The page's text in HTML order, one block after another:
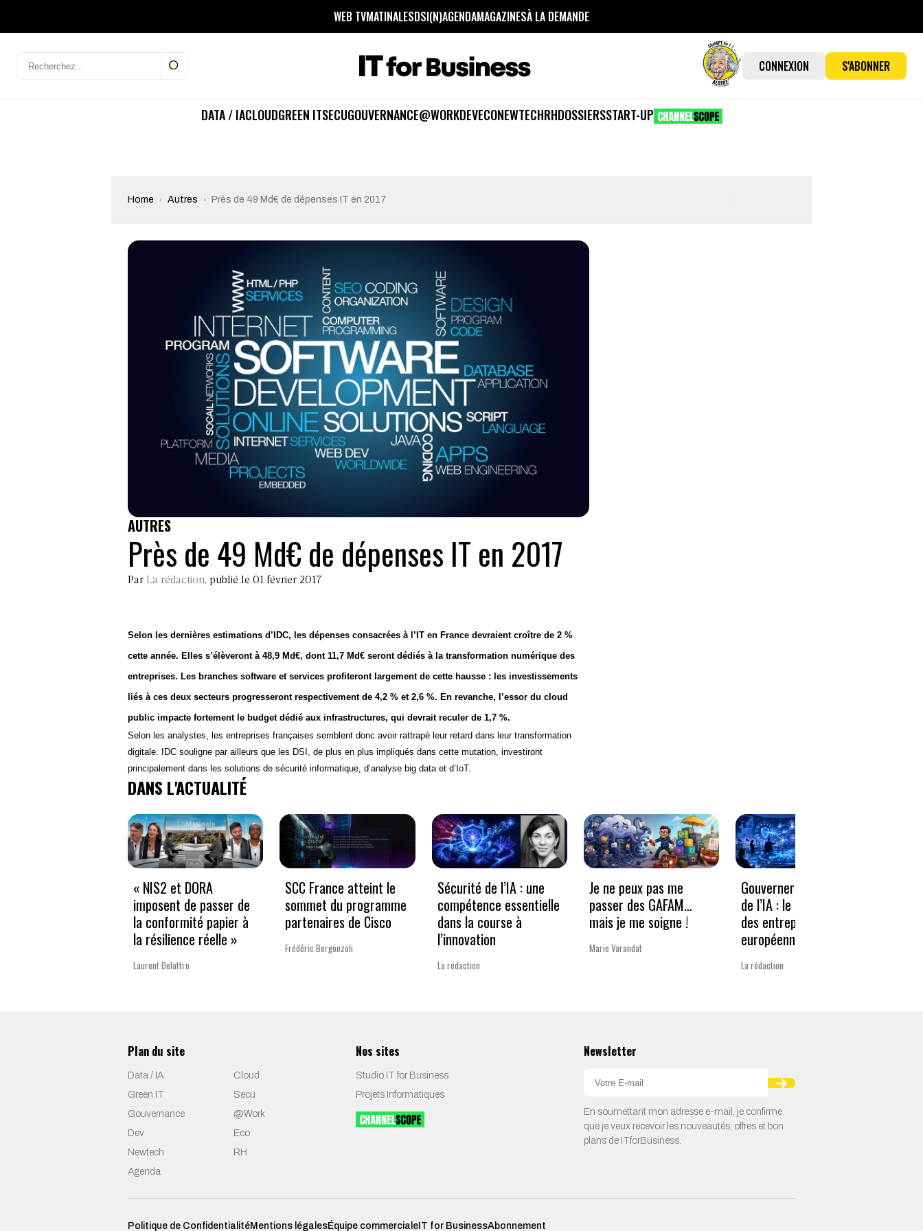
WEB TVMATINALESDSI(N)AGENDAMAGAZINESÀ LA DEMANDE
CONNEXION S'ABONNER
DATA / IACLOUDGREEN ITSECUGOUVERNANCE@WORKDEVECONEWTECHRHDOSSIERSSTART-UP
Home Autres Près de 49 Md€ de dépenses IT en 2017
AUTRES
Près de 49 Md€ de dépenses IT en 2017
Par La rédaction, publié le 01 février 2017
Selon les dernières estimations d’IDC, les dépenses consacrées à l’IT en France devraient croître de 2 %
cette année. Elles s’élèveront à 48,9 Md€, dont 11,7 Md€ seront dédiés à la transformation numérique des
entreprises. Les branches software et services profiteront largement de cette hausse : les investissements
liés à ces deux secteurs progresseront respectivement de 4,2 % et 2,6 %. En revanche, l’essor du cloud
public impacte fortement le budget dédié aux infrastructures, qui devrait reculer de 1,7 %.
Selon les analystes, les entreprises françaises semblent donc avoir rattrapé leur retard dans leur transformation
digitale. IDC souligne par ailleurs que les DSI, de plus en plus impliqués dans cette mutation, investiront
principalement dans les solutions de sécurité informatique, d’analyse big data et d’IoT.
DANS L'ACTUALITÉ
« NIS2 et DORA
imposent de passer de
la conformité papier à
la résilience réelle »
Laurent Delattre
SCC France atteint le
sommet du programme
partenaires de Cisco
Frédéric Bergonzoli
Sécurité de l’IA : une
compétence essentielle
dans la course à
l’innovation
La rédaction
Je ne peux pas me
passer des GAFAM…
mais je me soigne !
Marie Varandat
Gouverner à la vitesse
de l’IA : le nouveau défi
des entreprises
européennes
La rédaction
Plan du site
Data / IA
Cloud
Green IT
Secu
Gouvernance
@Work
Dev
Eco
Newtech
RH
Agenda
Nos sites
Studio IT for Business
Projets Informatiques
Newsletter
En soumettant mon adresse e-mail, je confirme
que je veux recevoir les nouveautés, offres et bon
plans de ITforBusiness.
Politique de ConfidentialitéMentions légalesÉquipe commerciale IT for BusinessAbonnement